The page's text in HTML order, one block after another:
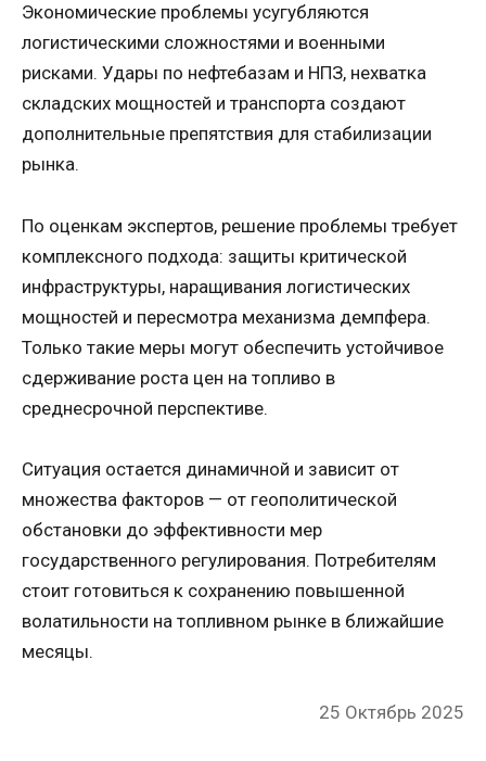
Экономические проблемы усугубляются
логистическими сложностями и военными
рисками. Удары по нефтебазам и НПЗ, нехватка
складских мощностей и транспорта создают
дополнительные препятствия для стабилизации
рынка.
По оценкам экспертов, решение проблемы требует
комплексного подхода: защиты критической
инфраструктуры, наращивания логистических
мощностей и пересмотра механизма демпфера.
Только такие меры могут обеспечить устойчивое
сдерживание роста цен на топливо в
среднесрочной перспективе.
Ситуация остается динамичной и зависит от
множества факторов — от геополитической
обстановки до эффективности мер
государственного регулирования. Потребителям
стоит готовиться к сохранению повышенной
волатильности на топливном рынке в ближайшие
месяцы.
Posted
25 Октябрь 2025